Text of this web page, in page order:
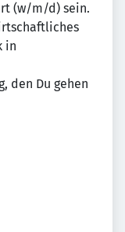
(w/m/d) sein.
in
den Du gehen